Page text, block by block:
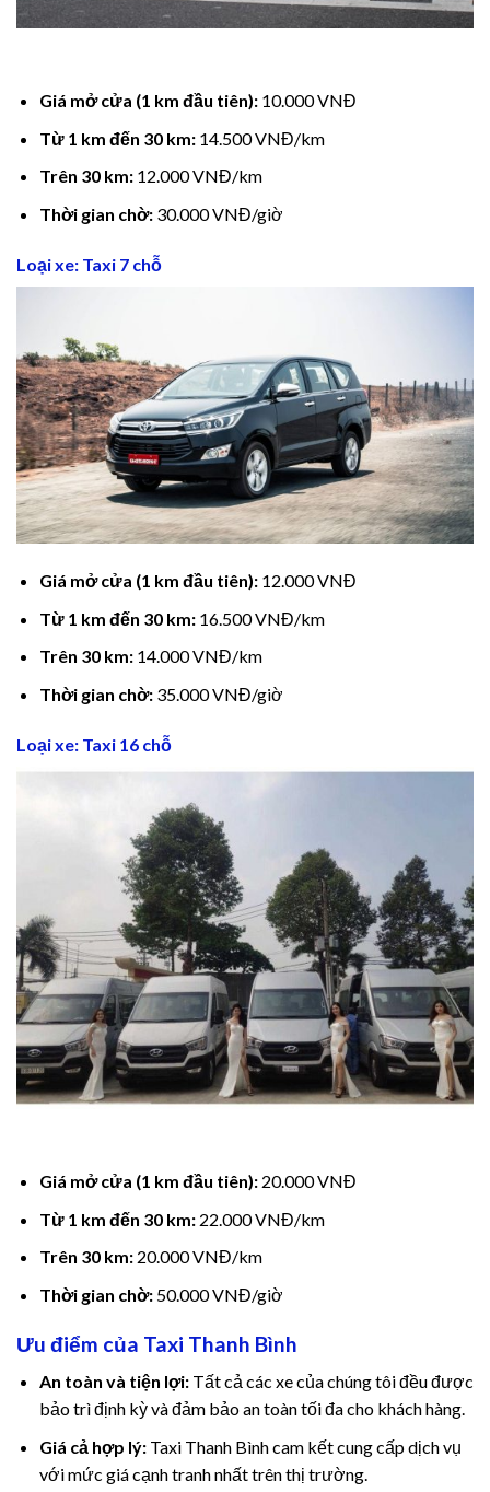
Giá mở cửa (1 km đầu tiên):10.000 VNĐ
Từ 1 km đến 30 km:14.500 VNĐ/km
Trên 30 km:12.000 VNĐ/km
Thời gian chờ:30.000 VNĐ/giờ
Loại xe: Taxi 7 chỗ
Giá mở cửa (1 km đầu tiên):12.000 VNĐ
Từ 1 km đến 30 km:16.500 VNĐ/km
Trên 30 km:14.000 VNĐ/km
Thời gian chờ:35.000 VNĐ/giờ
Loại xe: Taxi 16 chỗ
Giá mở cửa (1 km đầu tiên):20.000 VNĐ
Từ 1 km đến 30 km:22.000 VNĐ/km
Trên 30 km:20.000 VNĐ/km
Thời gian chờ:50.000 VNĐ/giờ
Ưu điểm của Taxi Thanh Bình
An toàn và tiện lợi:Tất cả các xe của chúng tôi đều được
bảo trì định kỳ và đảm bảo an toàn tối đa cho khách hàng.
Giá cả hợp lý:Taxi Thanh Bình cam kết cung cấp dịch vụ
với mức giá cạnh tranh nhất trên thị trường.